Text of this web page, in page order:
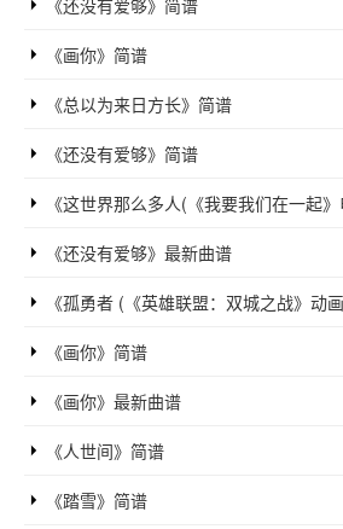
《画你》简谱
《总以为来日方长》简谱
《还没有爱够》简谱
《这世界那么多人(《我要我们在一起》电影
《还没有爱够》最新曲谱
《孤勇者 (《英雄联盟：双城之战》动画剧集中
《画你》简谱
《画你》最新曲谱
《人世间》简谱
《踏雪》简谱